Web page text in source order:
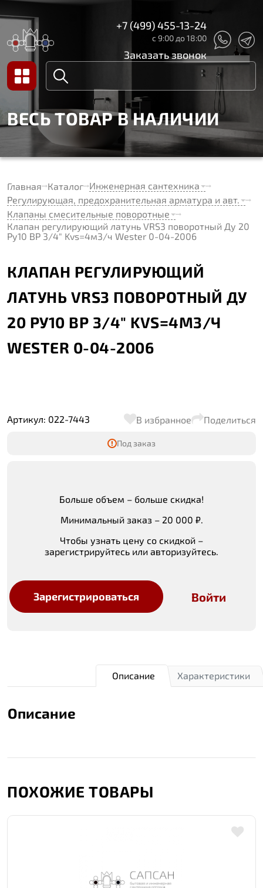
+7 (499) 455-13-24
с 9:00 до 18:00
Заказать звонок
ВЕСЬ ТОВАР В НАЛИЧИИ
Главная Каталог Инженерная сантехника
Регулирующая, предохранительная арматура и авт.
Клапаны смесительные поворотные
Клапан регулирующий латунь VRS3 поворотный Ду 20
Ру10 ВР 3/4" Kvs=4м3/ч Wester 0-04-2006
КЛАПАН РЕГУЛИРУЮЩИЙ
ЛАТУНЬ VRS3 ПОВОРОТНЫЙ ДУ
20 РУ10 ВР 3/4" KVS=4М3/Ч
WESTER 0-04-2006
Артикул: 022-7443 В избранное Поделиться
Под заказ
Больше объем – больше скидка!
Минимальный заказ – 20 000 ₽.
Чтобы узнать цену со скидкой –
зарегистрируйтесь или авторизуйтесь.
Зарегистрироваться Войти
Характеристики
Описание
Описание
ПОХОЖИЕ ТОВАРЫ